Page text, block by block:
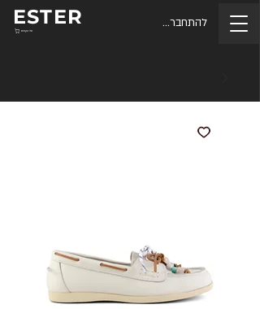
ESTER
סל הקניות
להתחברות